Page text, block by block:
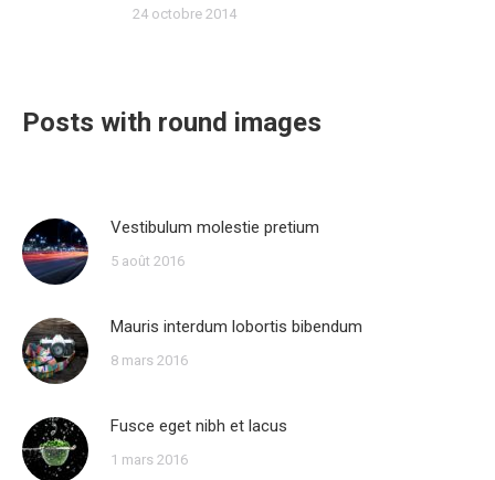
24 octobre 2014
Posts with round images
Vestibulum molestie pretium
5 août 2016
Mauris interdum lobortis bibendum
8 mars 2016
Fusce eget nibh et lacus
1 mars 2016